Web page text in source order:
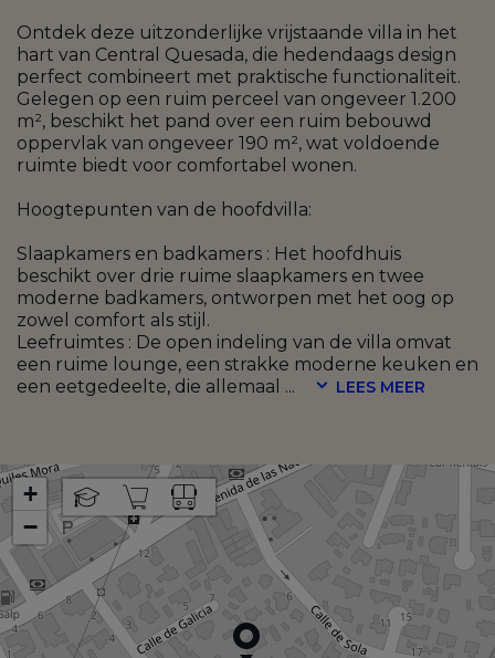
Ontdek deze uitzonderlijke vrijstaande villa in het
hart van Central Quesada, die hedendaags design
perfect combineert met praktische functionaliteit.
Gelegen op een ruim perceel van ongeveer 1.200
m², beschikt het pand over een ruim bebouwd
oppervlak van ongeveer 190 m², wat voldoende
ruimte biedt voor comfortabel wonen.
Hoogtepunten van de hoofdvilla:
Slaapkamers en badkamers : Het hoofdhuis
beschikt over drie ruime slaapkamers en twee
moderne badkamers, ontworpen met het oog op
zowel comfort als stijl.
Leefruimtes : De open indeling van de villa omvat
een ruime lounge, een strakke moderne keuken en
een eetgedeelte, die allemaal ... LEES MEER
+
−